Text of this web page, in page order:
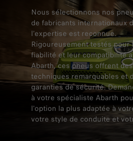
Nous sélectionnons nos
de fabricants internationaux
l'expertise est reconnue.
Rigoureusement testés pour
fiabilité et leur compatibilité
Abarth, ces pneus offrent
techniques remarquables et
garanties de sécurité.
à votre spécialiste Abarth
l'option la plus adaptée à
votre style de conduite et